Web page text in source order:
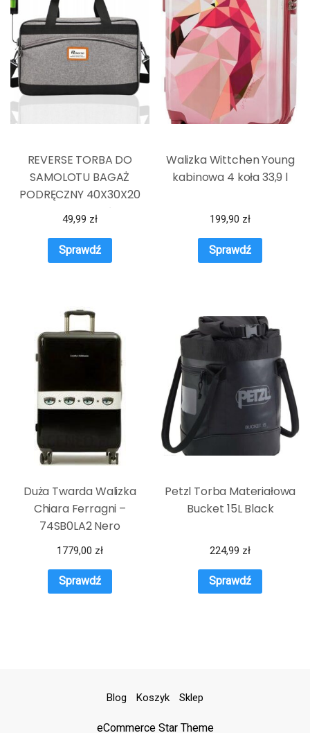
REVERSE TORBA DO
SAMOLOTU BAGAŻ
PODRĘCZNY 40X30X20
WIZZAIR TLOTŁW
49,99 zł
Sprawdź
Walizka Wittchen Young
kabinowa 4 koła 33,9 l
199,90 zł
Sprawdź
Duża Twarda Walizka
Chiara Ferragni –
74SB0LA2 Nero
1779,00 zł
Sprawdź
Petzl Torba Materiałowa
Bucket 15L Black
224,99 zł
Sprawdź
Blog Koszyk Sklep
eCommerce Star Theme